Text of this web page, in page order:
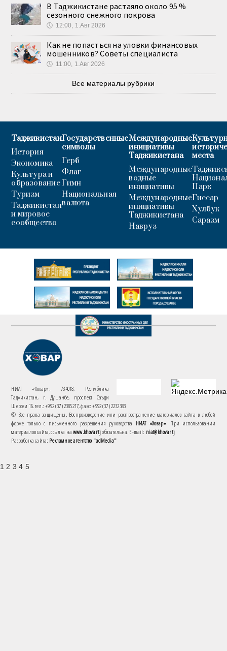
В Таджикистане растаяло около 95 %
сезонного снежного покрова
🕔 12:00, 1.Авг 2026
Как не попасться на уловки финансовых
мошенников? Советы специалиста
🕔 11:00, 1.Авг 2026
Все материалы рубрики
Таджикистан
История
Экономика
Культура и
образование
Туризм
Таджикистан
и мировое
сообщество
Государственные
символы
Герб
Флаг
Гимн
Национальная
валюта
Международные
инициативы
Таджикистана
Международные
водные
инициативы
Международные
инициативы
Таджикистана
Навруз
места
Парк
Гиссар
Хулбук
Саразм
НИАТ «Ховар»: 734018, Республика
Таджикистан, г. Душанбе, проспект Саъди
Шерози 16. тел.: +992 (37) 2385217, факс: +992 (37) 2232383
© Все права защищены. Воспроизведение или распространение материалов сайта в любой
форме только с письменного разрешения руководства НИАТ «Ховар». При использовании
материалов сайта, ссылка наwww.khovar.tjобязательна. E-mail: niat@khovar.tj
Разработка сайта: Рекламное агентство "adMedia"
1 2 3 4 5